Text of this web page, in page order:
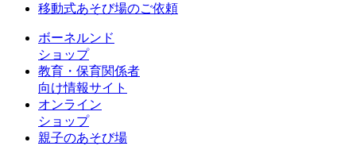
移動式あそび場のご依頼
ボーネルンド
ショップ
教育・保育関係者
向け情報サイト
オンライン
ショップ
親子のあそび場